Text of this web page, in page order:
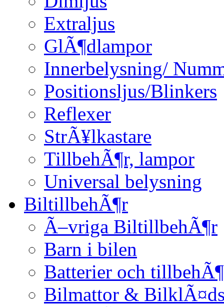
Extraljus
GlÃ¶dlampor
Innerbelysning/
Positionsljus/Blinkers
Reflexer
StrÃ¥lkastare
TillbehÃ¶r, lampor
Universal belysning
BiltillbehÃ¶r
Ã–vriga BiltillbehÃ¶r
Barn i bilen
Batterier och
Bilmattor &